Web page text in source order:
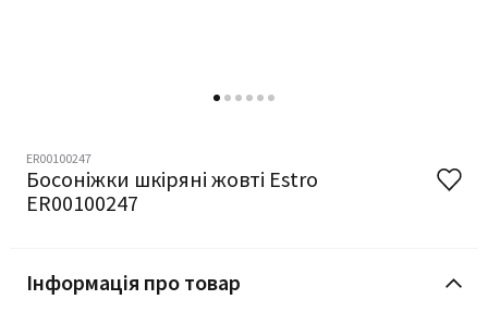
ER00100247
Босоніжки шкіряні жовті Estro
ER00100247
Інформація про товар